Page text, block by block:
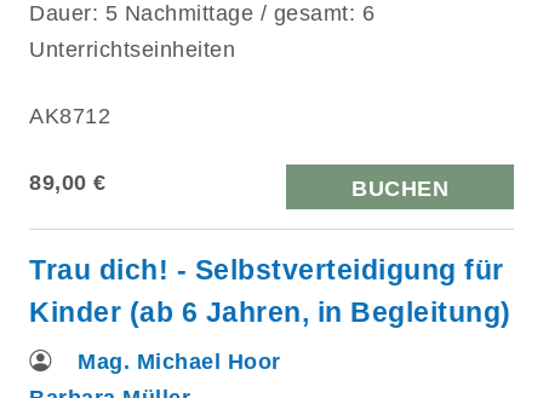
Dauer: 5 Nachmittage / gesamt: 6
Unterrichtseinheiten
AK8712
89,00 € BUCHEN
Trau dich! - Selbstverteidigung für
Kinder (ab 6 Jahren, in Begleitung)
Mag. Michael Hoor